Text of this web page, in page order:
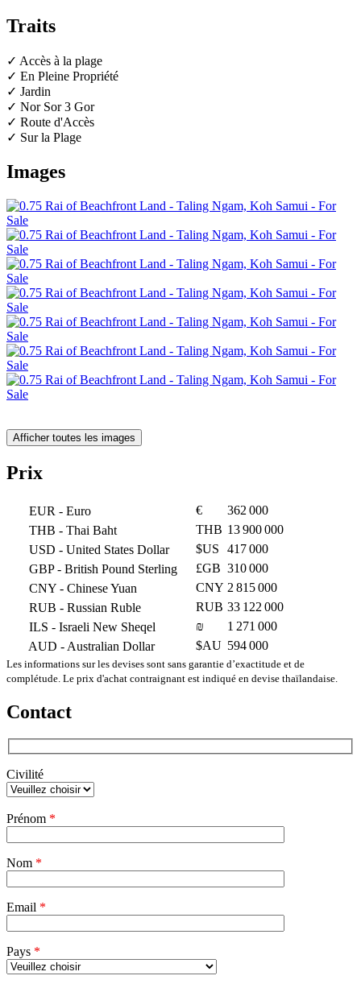
Traits
✓ Accès à la plage
✓ En Pleine Propriété
✓ Jardin
✓ Nor Sor 3 Gor
✓ Route d'Accès
✓ Sur la Plage
Images
Afficher toutes les images
Prix
EUR - Euro €
362 000
THB - Thai Baht THB 13 900 000
USD - United States Dollar $US
417 000
GBP- British Pound Sterling £GB 310 000
CNY - Chinese Yuan CNY 2 815 000
RUB - Russian Ruble RUB 33 122 000
ILS - Israeli New Sheqel ₪
1 271 000
AUD - Australian Dollar $AU 594 000
Les informations sur les devises sont sans garantie d’exactitude et de
complétude. Le prix d'achat contraignant est indiqué en devise thaïlandaise.
Contact
Civilité
laisser
vide.
Prénom *
Nom *
Email *
Pays *